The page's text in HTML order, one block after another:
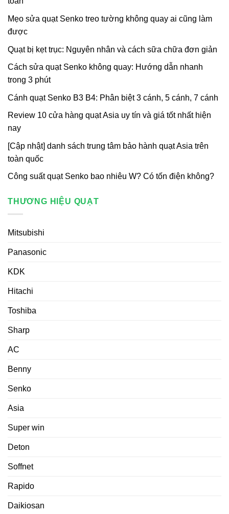
Mẹo sửa quạt Senko treo tường không quay ai cũng làm
được
Quạt bị kẹt trục: Nguyên nhân và cách sữa chữa đơn giản
Cách sửa quạt Senko không quay: Hướng dẫn nhanh
trong 3 phút
Cánh quạt Senko B3 B4: Phân biệt 3 cánh, 5 cánh, 7 cánh
Review 10 cửa hàng quạt Asia uy tín và giá tốt nhất hiện
nay
[Cập nhật] danh sách trung tâm bảo hành quạt Asia trên
toàn quốc
Công suất quạt Senko bao nhiêu W? Có tốn điện không?
THƯƠNG HIỆU QUẠT
Mitsubishi
Panasonic
KDK
Hitachi
Toshiba
Sharp
AC
Benny
Senko
Asia
Super win
Deton
Soffnet
Rapido
Daikiosan